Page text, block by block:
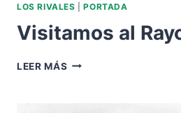
LOS RIVALES |PORTADA
Visitamos al
LEER MÁS VISITAMOS